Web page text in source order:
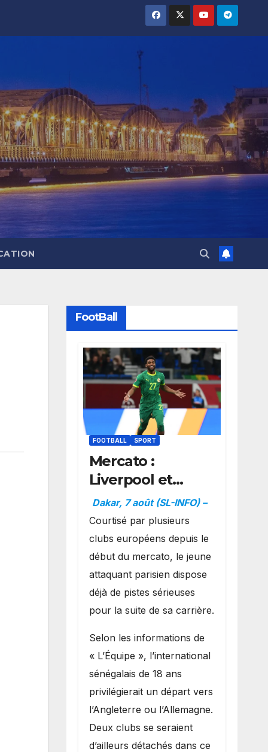
FootBall
FOOTBALL SPORT
Mercato :
Liverpool et
Dortmund se
positionnent en
favoris pour
recruter Ibrahim
Mbaye
Dakar, 7 août (SL-INFO) –
Courtisé par plusieurs
clubs européens depuis le
début du mercato, le jeune
attaquant parisien dispose
déjà de pistes sérieuses
pour la suite de sa carrière.
Selon les informations de
« L’Équipe », l’international
sénégalais de 18 ans
privilégierait un départ vers
l’Angleterre ou l’Allemagne.
Deux clubs se seraient
d’ailleurs détachés dans ce